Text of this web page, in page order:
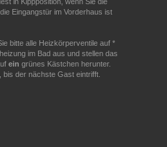
Eingangstür im Vorderhaus ist
bitte alle Heizkörperventile auf *
im Bad aus und stellen das
ein grünes Kästchen herunter.
der nächste Gast eintrifft.